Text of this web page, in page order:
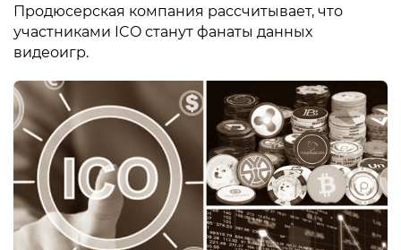
Продюсерская компания рассчитывает, что
участниками ICO станут фанаты данных
видеоигр.